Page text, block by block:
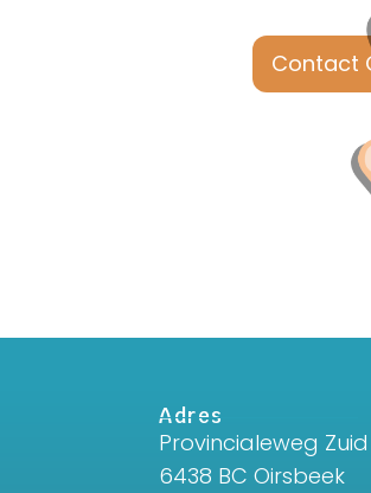
Contact
Adres
Provincialeweg Zuid
6438 BC Oirsbeek